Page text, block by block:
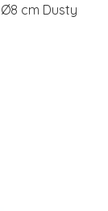
cm Dusty